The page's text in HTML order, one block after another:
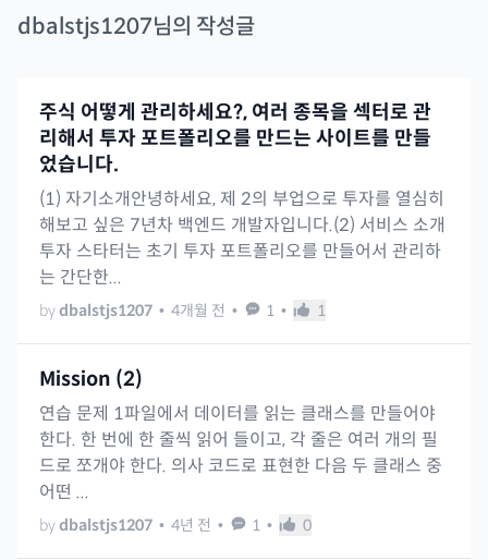
dbalstjs1207님의 작성글
주식 어떻게 관리하세요?, 여러 종목을 섹터로 관
리해서 투자 포트폴리오를 만드는 사이트를 만들
었습니다.
(1) 자기소개안녕하세요, 제 2의 부업으로 투자를 열심히
해보고 싶은 7년차 백엔드 개발자입니다.(2) 서비스 소개
투자 스타터는 초기 투자 포트폴리오를 만들어서 관리하
는 간단한...
bydbalstjs1207 • 4개월 전 • 1 • 1
Mission (2)
연습 문제 1파일에서 데이터를 읽는 클래스를 만들어야
한다. 한 번에 한 줄씩 읽어 들이고, 각 줄은 여러 개의 필
드로 쪼개야 한다. 의사 코드로 표현한 다음 두 클래스 중
어떤 ...
bydbalstjs1207 • 4년 전 • 1 • 0